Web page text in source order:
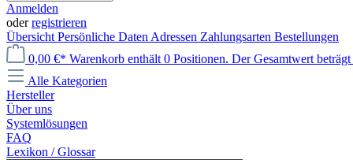
Anmelden
oderregistrieren
Übersicht Persönliche Daten Adressen Zahlungsarten Bestellungen
0,00 €* Warenkorb enthält 0 Positionen. Der Gesamtwert
Alle Kategorien
Hersteller
Über uns
Systemlösungen
FAQ
Lexikon / Glossar